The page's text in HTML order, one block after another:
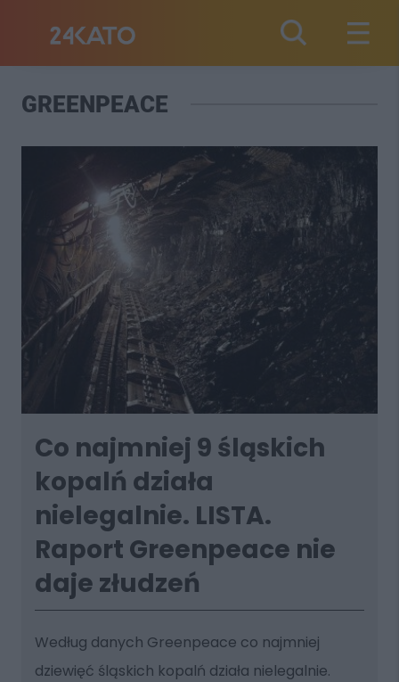
GREENPEACE
Co najmniej 9 śląskich
kopalń działa
nielegalnie. LISTA.
Raport Greenpeace nie
daje złudzeń
Według danych Greenpeace co najmniej
dziewięć śląskich kopalń działa nielegalnie.